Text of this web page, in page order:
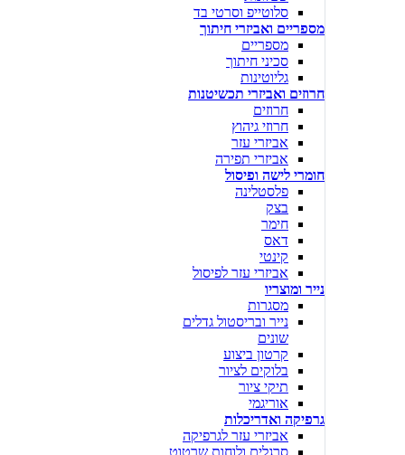
סלוטייפ וסרטי בד
מספריים ואביזרי חיתוך
מספריים
סכיני חיתוך
גליוטינות
חרוזים ואביזרי תכשיטנות
חרוזים
חרוזי גיהוץ
אביזרי עזר
אביזרי תפירה
חומרי לישה ופיסול
פלסטלינה
בצק
חימר
דאס
קינטי
אביזרי עזר לפיסול
נייר ומוצריו
מסגרות
נייר ובריסטול גדלים
שונים
קרטון ביצוע
בלוקים לציור
תיקי ציור
אוריגמי
גרפיקה ואדריכלות
אביזרי עזר לגרפיקה
סרגלים ולוחות שרטוט